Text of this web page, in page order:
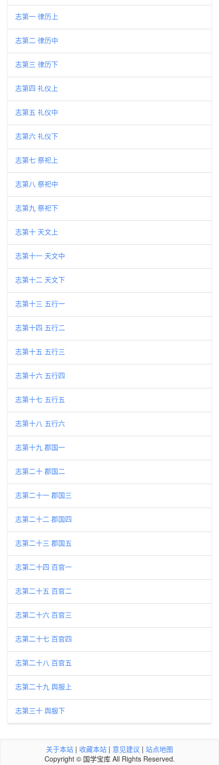
志第一 律历上
志第二 律历中
志第三 律历下
志第四 礼仪上
志第五 礼仪中
志第六 礼仪下
志第七 祭祀上
志第八 祭祀中
志第九 祭祀下
志第十 天文上
志第十一 天文中
志第十二 天文下
志第十三 五行一
志第十四 五行二
志第十五 五行三
志第十六 五行四
志第十七 五行五
志第十八 五行六
志第十九 郡国一
志第二十 郡国二
志第二十一 郡国三
志第二十二 郡国四
志第二十三 郡国五
志第二十四 百官一
志第二十五 百官二
志第二十六 百官三
志第二十七 百官四
志第二十八 百官五
志第二十九 舆服上
志第三十 舆服下
关于本站 | 收藏本站 | 意见建议 | 站点地图
Copyright © 国学宝库 All Rights Reserved.